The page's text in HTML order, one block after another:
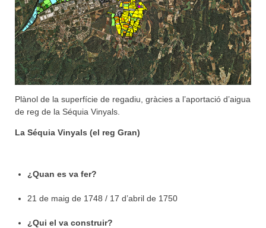
Plànol de la superfície de regadiu, gràcies a l’aportació d’aigua
de reg de la Séquia Vinyals.
La Séquia Vinyals (el reg Gran)
¿Quan es va fer?
21 de maig de 1748 / 17 d’abril de 1750
¿Qui el va construir?